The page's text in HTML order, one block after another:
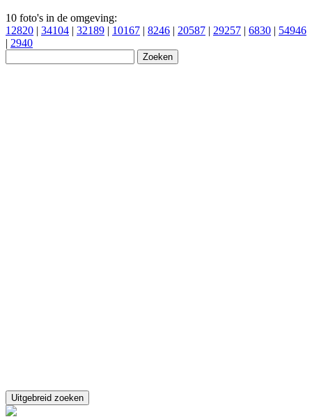
10 foto's in de omgeving:
12820 | 34104 | 32189 | 10167 | 8246 | 20587 | 29257 | 6830 | 54946
| 2940